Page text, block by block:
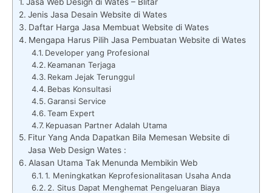
Jenis Jasa Desain Website di Wates
Daftar Harga Jasa Membuat Website di Wates
Mengapa Harus Pilih Jasa Pembuatan Website di Wates
Developer yang Profesional
Keamanan Terjaga
Rekam Jejak Terunggul
Bebas Konsultasi
Garansi Service
Team Expert
Kepuasan Partner Adalah Utama
Fitur Yang Anda Dapatkan Bila Memesan Website di
Jasa Web Design Wates :
Alasan Utama Tak Menunda Membikin Web
1. Meningkatkan Keprofesionalitasan Usaha Anda
2. Situs Dapat Menghemat Pengeluaran Biaya